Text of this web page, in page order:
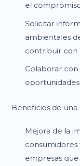
el
Solicitar
ambientales
contribuir con
Colaborar
Beneficios de
Mejora de la
consumidores
empresas